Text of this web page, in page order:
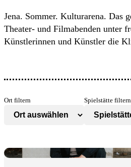
Jena. Sommer. Kulturarena. Das
Theater- und Filmabenden unter
Künstlerinnen und Künstler die
Ort filtern Spielstätte filtern